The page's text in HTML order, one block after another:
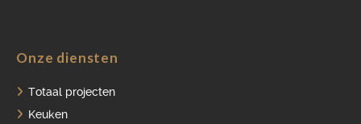
Onze diensten
Totaal projecten
Keuken